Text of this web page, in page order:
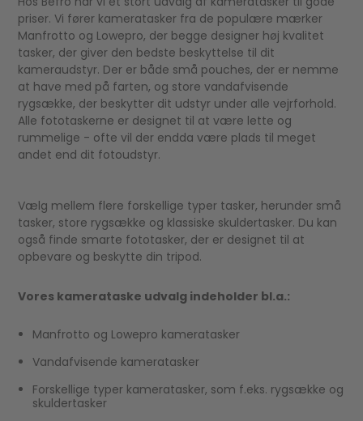
priser. Vi fører kameratasker fra de populære mærker
Manfrotto og Lowepro, der begge designer høj kvalitet
tasker, der giver den bedste beskyttelse til dit
kameraudstyr. Der er både små pouches, der er nemme
at have med på farten, og store vandafvisende
rygsække, der beskytter dit udstyr under alle vejrforhold.
Alle fototaskerne er designet til at være lette og
rummelige - ofte vil der endda være plads til meget
andet end dit fotoudstyr.
Vælg mellem flere forskellige typer tasker, herunder små
tasker, store rygsække og klassiske skuldertasker. Du kan
også finde smarte fototasker, der er designet til at
opbevare og beskytte din tripod.
Vores kamerataske udvalg indeholder bl.a.:
Manfrotto og Lowepro kameratasker
Vandafvisende kameratasker
Forskellige typer kameratasker, som f.eks. rygsække og
skuldertasker